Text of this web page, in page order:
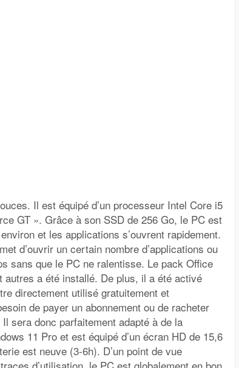
Il est équipé d’un processeur Intel Core i5
GT ». Grâce à son SSD de 256 Go, le PC est
et les applications s’ouvrent rapidement.
d’ouvrir un certain nombre d’applications ou
sans que le PC ne ralentisse. Le pack Office
a été installé. De plus, il a été activé
directement utilisé gratuitement et
de payer un abonnement ou de racheter
sera donc parfaitement adapté à de la
11 Pro et est équipé d’un écran HD de 15,6
est neuve (3-6h). D’un point de vue